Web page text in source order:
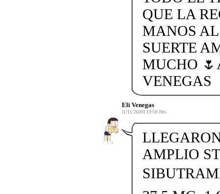
QUE LA
MANOS
SUERTE
MUCHO
VENEGAS
Eli Venegas
[1/11/2020] 13:59 Hrs.
AMPLIO